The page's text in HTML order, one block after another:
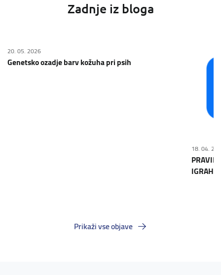
Zadnje iz bloga
20. 05. 2026
Genetsko ozadje barv kožuha pri psih
18. 04.
IGRAH
Prikaži vse objave